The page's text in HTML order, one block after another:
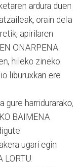
ardura duen
orain dela
apirilaren
ONARPENA
hileko zineko
liburuxkan ere
gure harridurarako,
BAIMENA
ugari egin
LORTU.